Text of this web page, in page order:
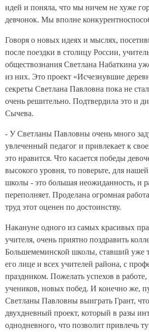
идей и поняла, что мы ничем не хуже
девчонок. Мы вполне
Говоря о новых идеях и мыслях,
после поездки в столицу России,
обществознания Светлана Набаткина
из них. Это проект «Исчезнувшие
секреты Светлана Павловна пока не
очень решительно. Подтвердила это и
Сычева.
- У Светланы Павловны очень много
увлеченный педагог и привлекает к
это нравится. Что касается победы
высокого уровня, то поверьте, для
школы - это большая неожиданность, и
переполняет. Проделана огромная
труд этот оценен по достоинству.
Накануне одного из самых красивых
учителя, очень приятно поздравить
Большемеминской школы, ставший уже
его лице и всех учителей района, с
праздником. Пожелать успехов в
учеников, новых побед. И конечно же,
Светланы Павловны выиграть Грант,
двухдневный проект, который в разы
однодневного, что позволит привлечь